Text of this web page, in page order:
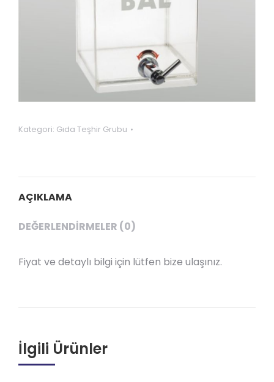
Kategori: Gıda Teşhir Grubu
AÇIKLAMA
DEĞERLENDIRMELER (0)
Fiyat ve detaylı bilgi için lütfen bize ulaşınız.
İlgili Ürünler